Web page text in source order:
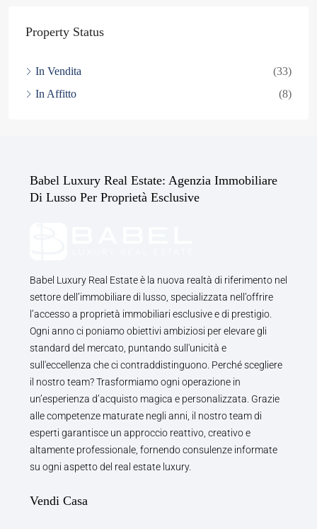
Property Status
In Vendita
(33)
In Affitto
(8)
Babel Luxury Real Estate: Agenzia Immobiliare
Di Lusso Per Proprietà Esclusive
Babel Luxury Real Estate è la nuova realtà di riferimento nel
settore dell’immobiliare di lusso, specializzata nell’offrire
l’accesso a proprietà immobiliari esclusive e di prestigio.
Ogni anno ci poniamo obiettivi ambiziosi per elevare gli
standard del mercato, puntando sull'unicità e
sull'eccellenza che ci contraddistinguono. Perché scegliere
il nostro team? Trasformiamo ogni operazione in
un’esperienza d’acquisto magica e personalizzata. Grazie
alle competenze maturate negli anni, il nostro team di
esperti garantisce un approccio reattivo, creativo e
altamente professionale, fornendo consulenze informate
su ogni aspetto del real estate luxury.
Vendi Casa